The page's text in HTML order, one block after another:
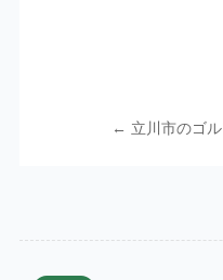
← 立川市のゴ